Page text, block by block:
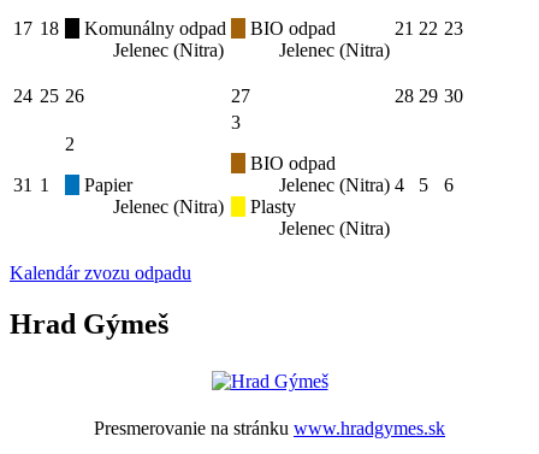
17 18
Komunálny odpad
Jelenec (Nitra)
BIO odpad
Jelenec (Nitra)
21 22 23
24 25 26 27 28 29 30
31 1
2
Papier
Jelenec (Nitra)
3
BIO odpad
Jelenec (Nitra)
Plasty
Jelenec (Nitra)
4 5 6
Kalendár zvozu odpadu
Hrad Gýmeš
Presmerovanie na stránku www.hradgymes.sk